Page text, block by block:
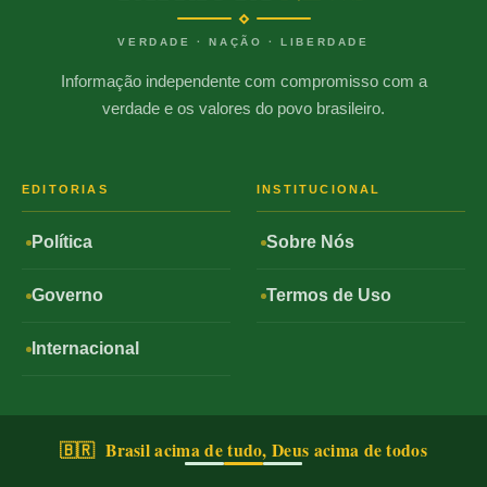
VERDADE · NAÇÃO · LIBERDADE
Informação independente com compromisso com a
verdade e os valores do povo brasileiro.
EDITORIAS
Política
Governo
Internacional
INSTITUCIONAL
Sobre Nós
Termos de Uso
🇧🇷 Brasil acima de tudo, Deus acima de todos